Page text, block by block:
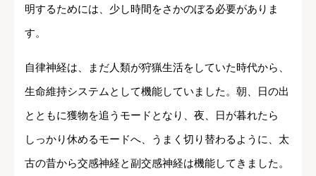
明するためには、少し時間をさかのぼる必要がありま
す。
自律神経は、まだ人類が狩猟生活をしていた時代から、
生命維持システムとして機能していました。朝、日の出
とともに獲物を追うモードとなり、夜、日が暮れたら
しっかり休めるモードへ、うまく切り替わるように、太
古の昔から交感神経と副交感神経は機能してきました。